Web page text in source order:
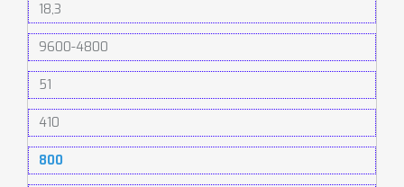
18,3
9600-4800
51
410
800